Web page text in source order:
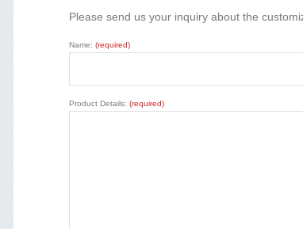
Please send us your inquiry about the
Name: (required)
Product Details: (required)